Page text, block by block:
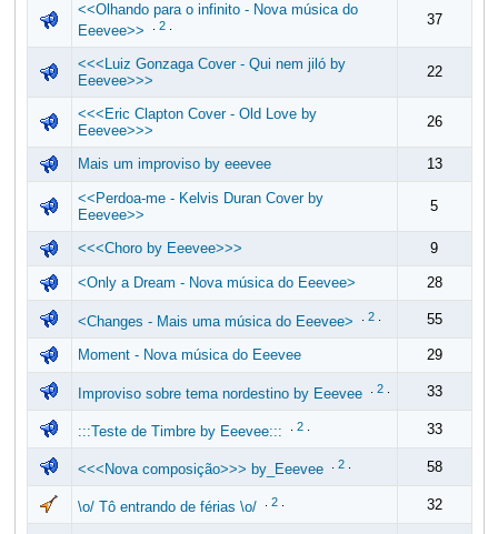
<<Olhando para o infinito - Nova música do
Eeevee>>
2. 37
<<<Luiz Gonzaga Cover - Qui nem jiló by
Eeevee>>>
22
<<<Eric Clapton Cover - Old Love by
Eeevee>>>
26
Mais um improviso by eeevee 13
<<Perdoa-me - Kelvis Duran Cover by
Eeevee>>
5
<<<Choro by Eeevee>>> 9
<Only a Dream - Nova música do Eeevee> 28
<Changes - Mais uma música do Eeevee> 2. 55
Moment - Nova música do Eeevee 29
Improviso sobre tema nordestino by Eeevee 2. 33
:::Teste de Timbre by Eeevee::: 2. 33
<<<Nova composição>>> by_Eeevee 2. 58
\o/ Tô entrando de férias \o/ 2. 32